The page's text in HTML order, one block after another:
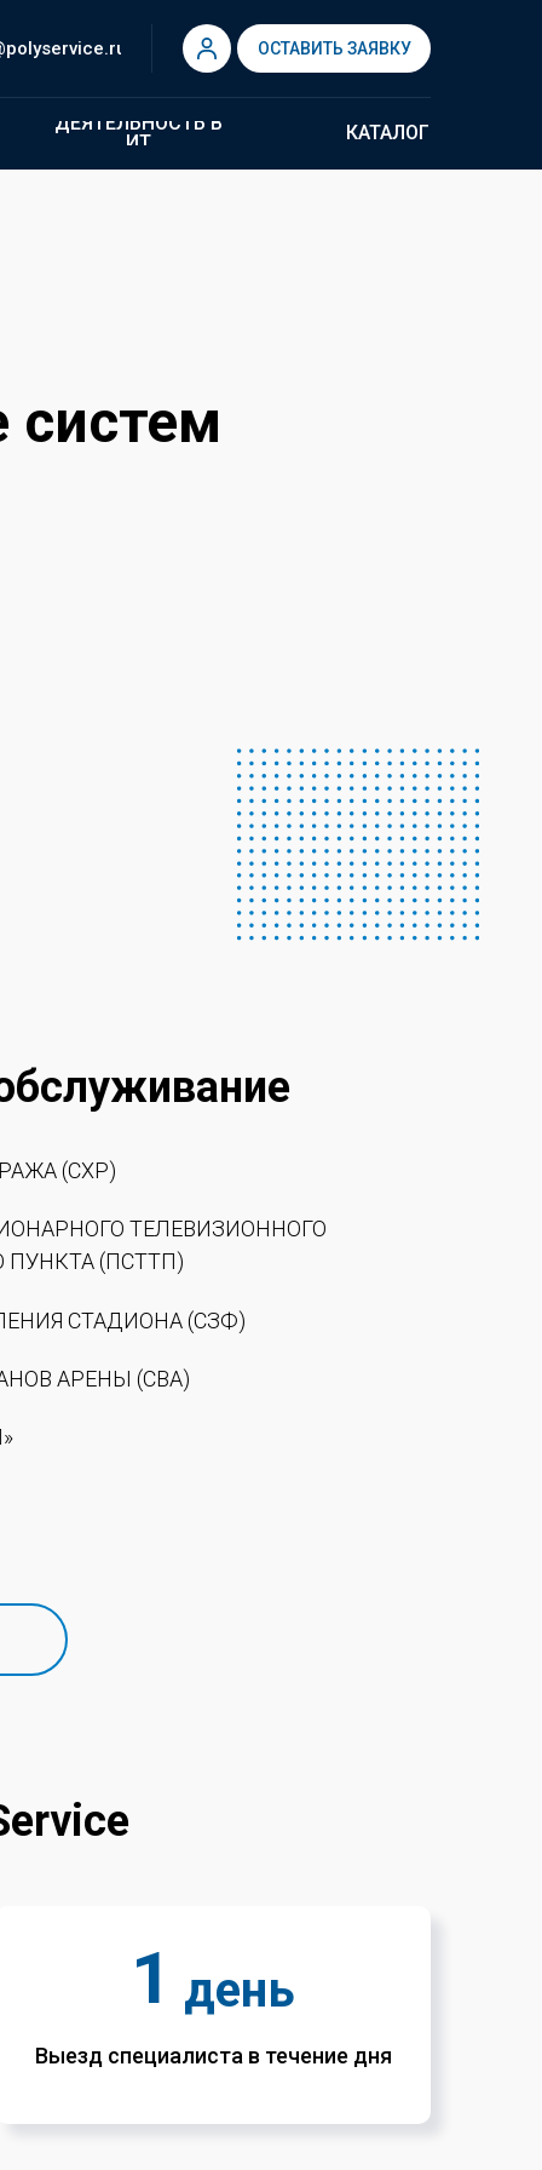
ОСТАВИТЬ ЗАЯВКУ
ДЕЯТЕЛЬНОСТЬ В
ИТ
КАТАЛОГ
систем
(СХР)
ТЕЛЕВИЗИОННОГО
(ПСТТП)
СТАДИОНА (СЗФ)
АРЕНЫ (СВА)
1 день
Выезд специалиста в течение дня